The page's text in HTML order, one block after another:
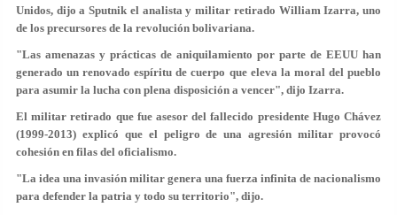
Unidos, dijo a Sputnik el analista y militar retirado William Izarra, uno
de los precursores de la revolución bolivariana.
"Las amenazas y prácticas de aniquilamiento por parte de EEUU han
generado un renovado espíritu de cuerpo que eleva la moral del pueblo
para asumir la lucha con plena disposición a vencer", dijo Izarra.
El militar retirado que fue asesor del fallecido presidente Hugo Chávez
(1999-2013) explicó que el peligro de una agresión militar provocó
cohesión en filas del oficialismo.
"La idea una invasión militar genera una fuerza infinita de nacionalismo
para defender la patria y todo su territorio", dijo.